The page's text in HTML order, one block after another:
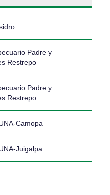
Padre y
Restrepo
Padre y
Restrepo
Camopa
Juigalpa